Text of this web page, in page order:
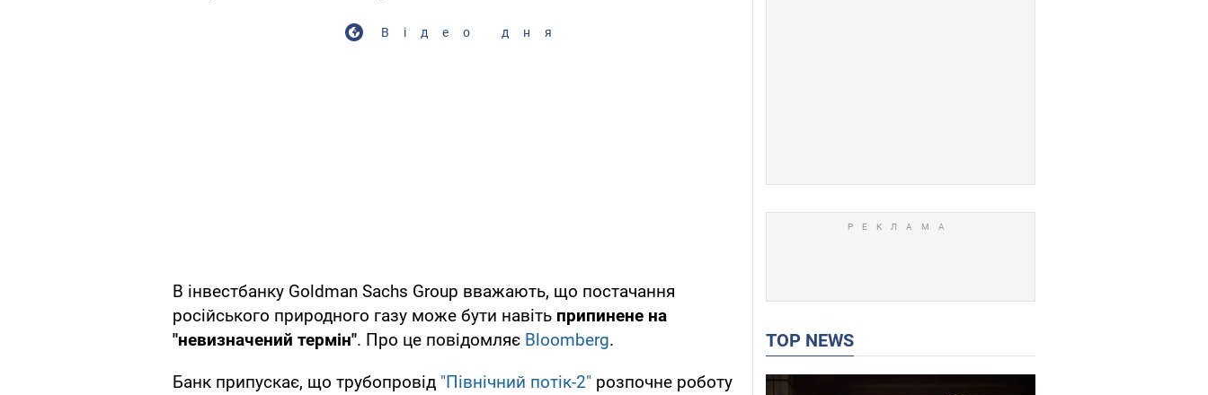
Відео дня
В інвестбанку Goldman Sachs Group вважають, що постачання
російського природного газу може бути навіть припинене на
"невизначений термін". Про це повідомляє Bloomberg.
Банк припускає, що трубопровід "Північний потік-2" розпочне роботу
TOP NEWS